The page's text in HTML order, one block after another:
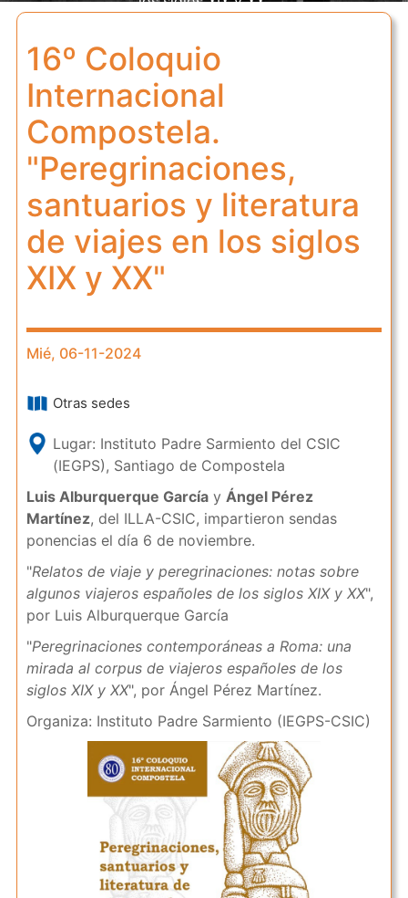
16º Coloquio
Internacional
Compostela.
"Peregrinaciones,
santuarios y literatura
de viajes en los siglos
XIX y XX"
Mié, 06-11-2024
Otras sedes
Lugar: Instituto Padre Sarmiento del CSIC
(IEGPS), Santiago de Compostela
Luis Alburquerque Garcíay Ángel Pérez
Martínez, del ILLA-CSIC, impartieron sendas
ponencias el día 6 de noviembre.
"Relatos de viaje y peregrinaciones: notas sobre
algunos viajeros españoles de los siglos XIX y XX",
por Luis Alburquerque García
"Peregrinaciones contemporáneas a Roma: una
mirada al corpus de viajeros españoles de los
siglos XIX y XX", por Ángel Pérez Martínez.
Organiza: Instituto Padre Sarmiento (IEGPS-CSIC)